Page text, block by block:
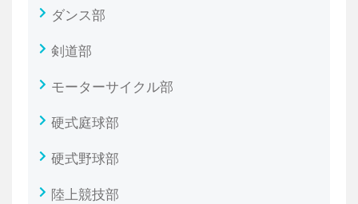
ダンス部
剣道部
モーターサイクル部
硬式庭球部
硬式野球部
陸上競技部